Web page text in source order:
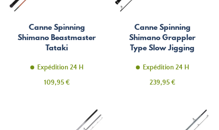
Canne Spinning
Shimano Beastmaster
Tataki
Expédition 24 H
Prix
109,95 €
Canne Spinning
Shimano Grappler
Type Slow Jigging
Expédition 24 H
Prix
239,95 €